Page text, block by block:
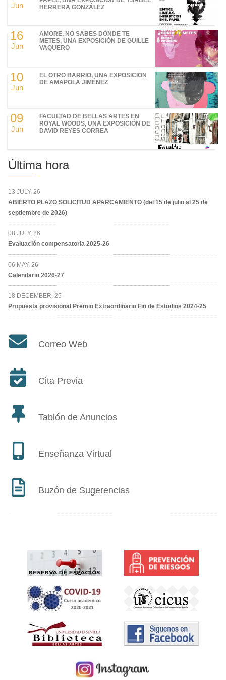
Jun
HERRERA GONZÁLEZ
16
Jun
AMORE, NO SABES DÓNDE TE
METES, UNA EXPOSICIÓN DE GUILLE
VAQUERO
10
Jun
EL OTRO BARRIO, UNA EXPOSICIÓN
DE AMAPOLA JIMÉNEZ
09
Jun
FACULTAD DE BELLAS ARTES EN
ROYAL WOODS, UNA EXPOSICIÓN DE
DAVID REYES CORREA
Última hora
13 JULY, 26
ABIERTO PLAZO SOLICITUD APARCAMIENTO (del 15 de julio al 25 de
septiembre de 2026)
08 JULY, 26
Evaluación compensatoria 2025-26
06 MAY, 26
Calendario 2026-27
18 DECEMBER, 25
Propuesta provisional Premio Extraordinario Fin de Estudios 2024-25
Correo Web
Cita Previa
Tablón de Anuncios
Enseñanza Virtual
Buzón de Sugerencias